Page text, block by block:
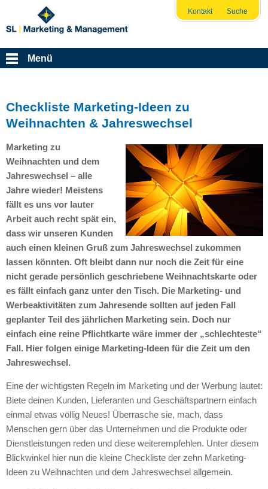
Kontakt Suche
Menü
Checkliste Marketing-Ideen zu
Weihnachten & Jahreswechsel
Marketing zu
Weihnachten und dem
Jahreswechsel – alle
Jahre wieder! Meistens
fällt es uns vor lauter
Arbeit auch recht spät ein,
dass wir unseren Kunden
auch einen kleinen Gruß zum Jahreswechsel zukommen
lassen könnten. Oft bleibt dann nur noch die Zeit für eine
nicht gerade persönlich geschriebene Weihnachtskarte oder
es fällt einfach ganz unter den Tisch. Die Marketing- und
Werbeaktivitäten zum Jahresende sollten auf jeden Fall
geplanter Teil des jährlichen Marketing sein. Doch nur
einfach eine reine Pflichtkarte wäre immer der „schlechteste“
Fall. Hier folgen einige Marketing-Ideen für die Zeit um den
Jahreswechsel.
Eine der wichtigsten Regeln im Marketing und der Werbung lautet:
Biete deinen Kunden, Lieferanten und Geschäftspartnern einfach
einmal etwas völlig Neues! Überrasche sie, mach, dass
Menschen gern über das Unternehmen und die Produkte oder
Dienstleistungen reden und diese weiterempfehlen. Unter diesem
Blickwinkel hier nun die kleine Checkliste der zehn Marketing-
Ideen zu Weihnachten und dem Jahreswechsel allgemein.